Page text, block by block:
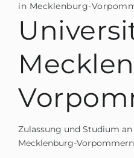
Bachelor & Master
Vorkurse an der
Sprachschulen
Sprachkurse
Online-Sprachunterricht
Nach der Schule
Hochschulwechsel
Master in Deutschland
Zweitstudium
Für Eltern
BEWERBEN FÜR …
in Mecklenburg-
Zulassung und Studium
Mecklenburg-Vorpommern